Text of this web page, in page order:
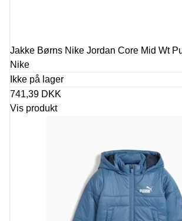
Jakke Børns Nike Jordan Core Mid Wt
Nike
Ikke på lager
741,39 DKK
Vis produkt